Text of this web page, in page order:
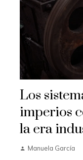
Los
imperios
la era
Manuela García